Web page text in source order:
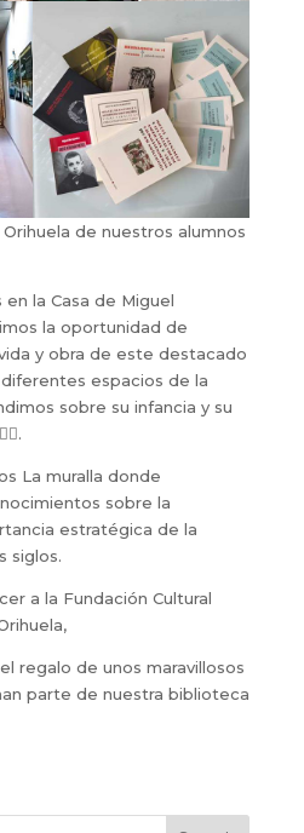
de nuestros alumnos
la Casa de Miguel
la oportunidad de
y obra de este destacado
espacios de la
sobre su infancia y su
.
La muralla donde
sobre la
estratégica de la
siglos.
a la Fundación Cultural
regalo de unos maravillosos
parte de nuestra biblioteca